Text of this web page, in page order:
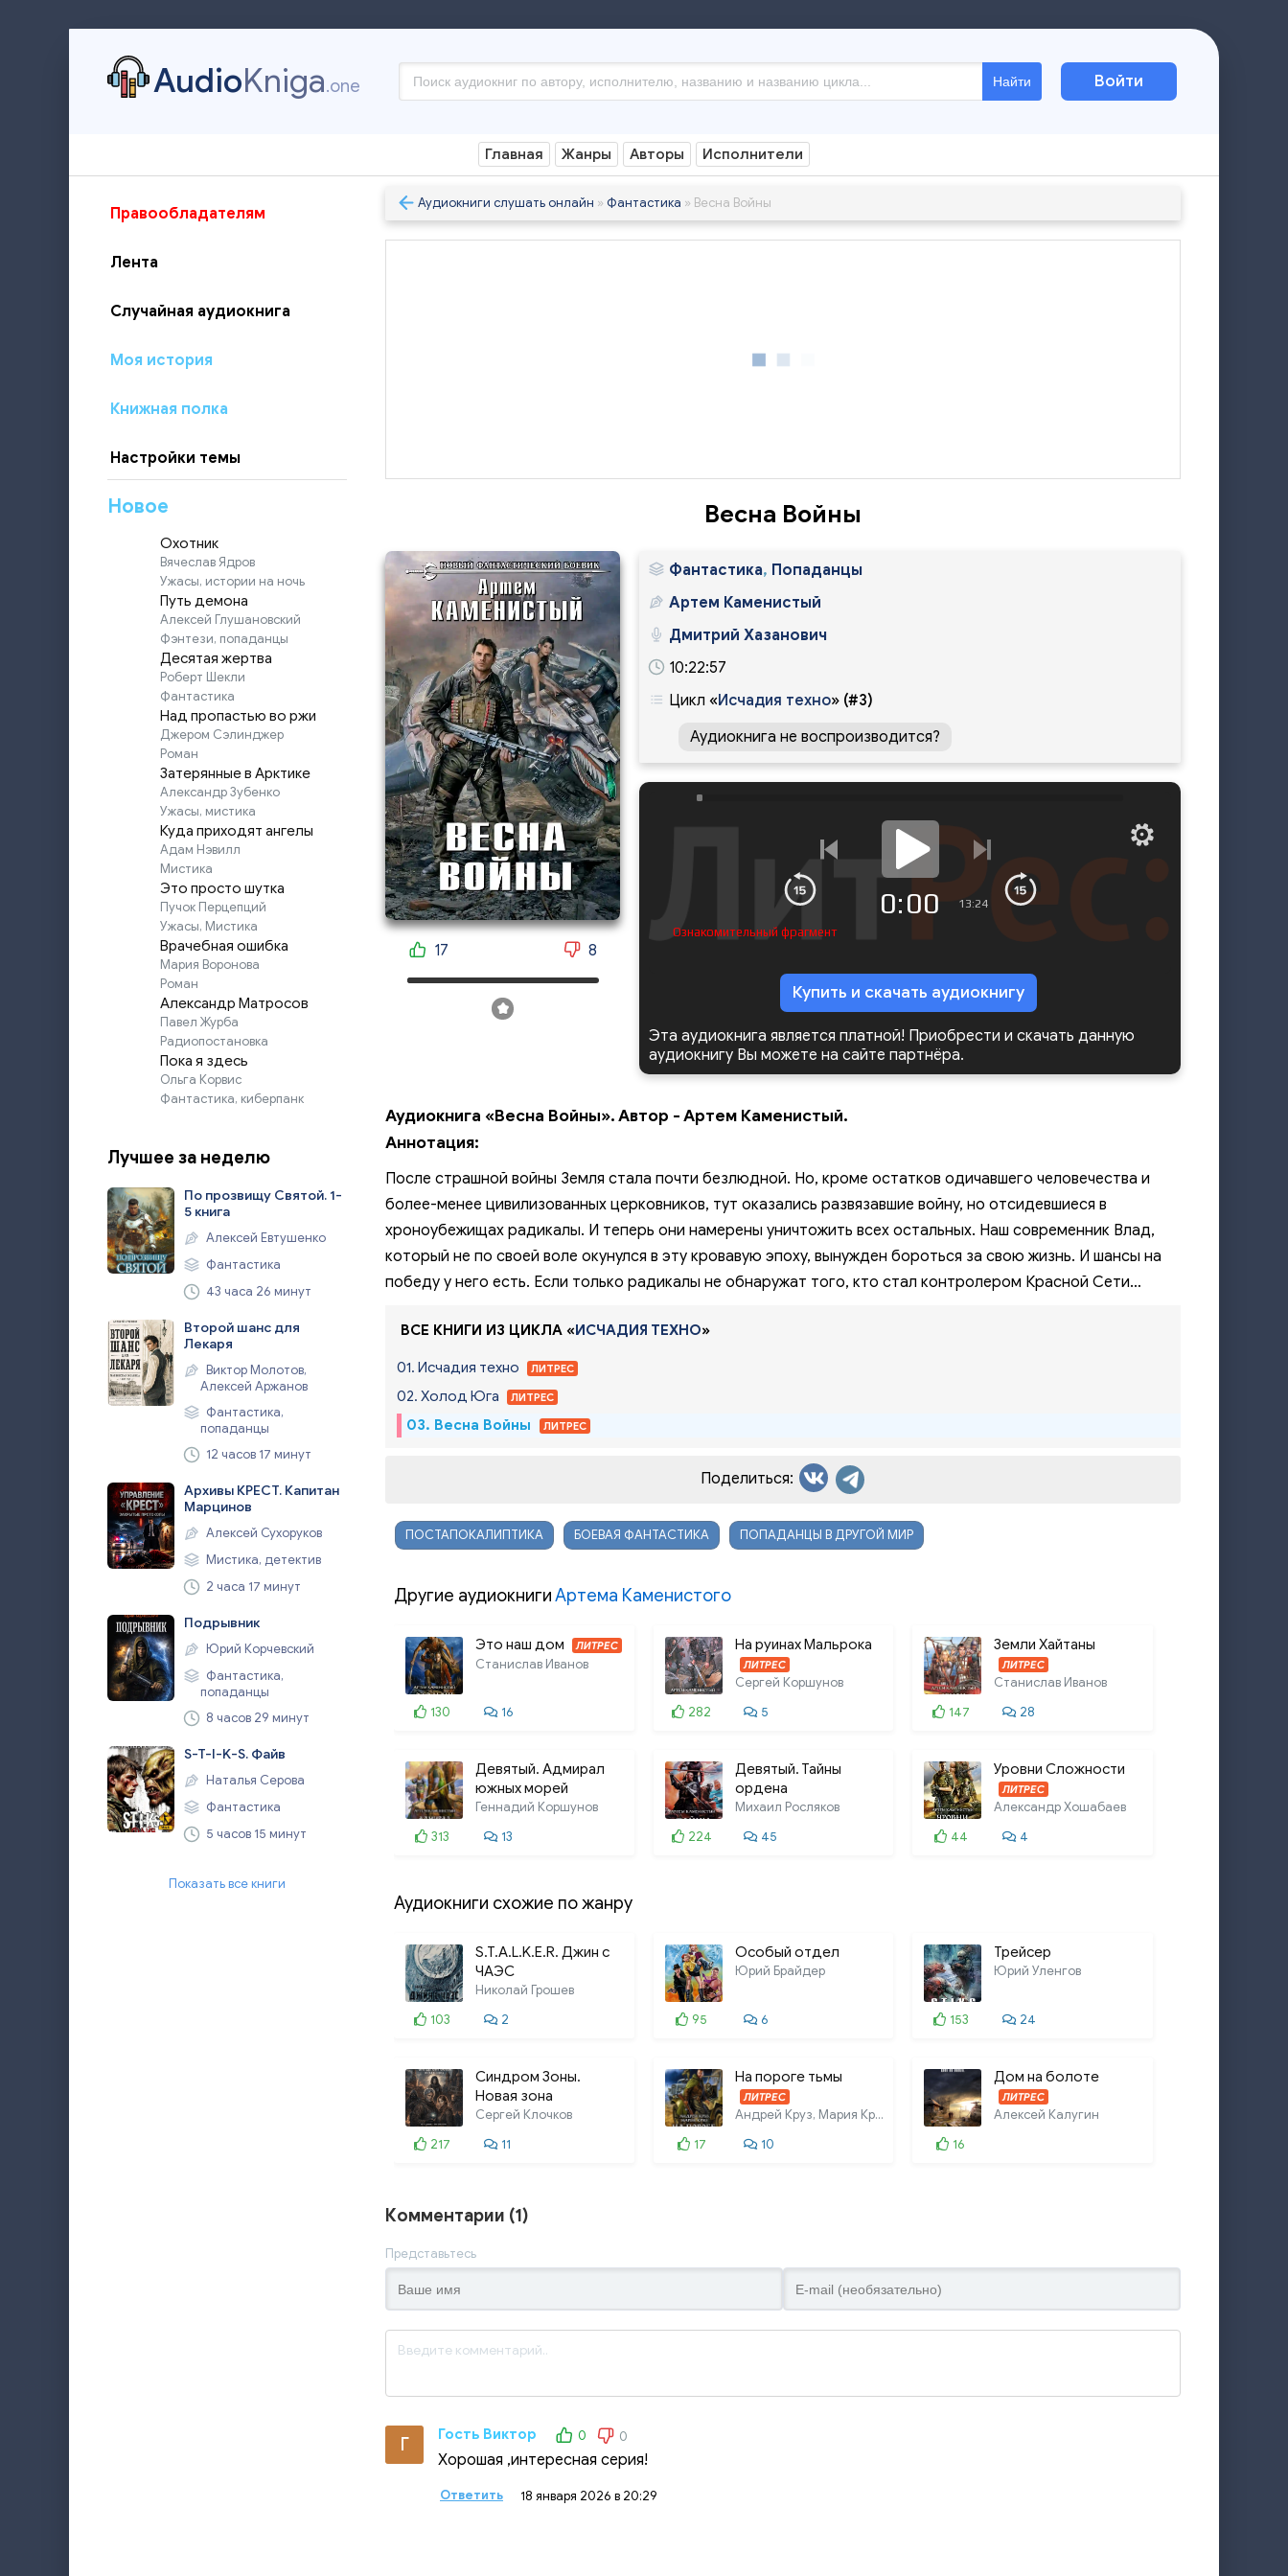
AudioKniga.one Найти Войти
Главная Жанры Авторы Исполнители
Правообладателям
Лента
Случайная аудиокнига
Моя история
Книжная полка
Настройки темы
Новое
Охотник
Вячеслав Ядров
Ужасы, истории на ночь
Путь демона
Алексей Глушановский
Фэнтези, попаданцы
Десятая жертва
Роберт Шекли
Фантастика
Над пропастью во ржи
Джером Сэлинджер
Роман
Затерянные в Арктике
Александр Зубенко
Ужасы, мистика
Куда приходят ангелы
Адам Нэвилл
Мистика
Это просто шутка
Пучок Перцепций
Ужасы, Мистика
Врачебная ошибка
Мария Воронова
Роман
Александр Матросов
Павел Журба
Радиопостановка
Пока я здесь
Ольга Корвис
Фантастика, киберпанк
Лучшее за неделю
По прозвищу Святой. 1-
5 книга
Алексей Евтушенко
Фантастика
43 часа 26 минут
Второй шанс для
Лекаря
Виктор Молотов,
Алексей Аржанов
Фантастика,
попаданцы
12 часов 17 минут
Архивы КРЕСТ. Капитан
Марцинов
Алексей Сухоруков
Мистика, детектив
2 часа 17 минут
Подрывник
Юрий Корчевский
Фантастика,
попаданцы
8 часов 29 минут
S-T-I-K-S. Файв
Наталья Серова
Фантастика
5 часов 15 минут
Показать все книги
Аудиокниги слушать онлайн » Фантастика » Весна Войны
Весна Войны
17 8
Фантастика, Попаданцы
Артем Каменистый
Дмитрий Хазанович
10:22:57
Цикл «Исчадия техно» (#3)
Аудиокнига не воспроизводится?
0:00 13:24
Ознакомительный фрагмент
Купить и скачать аудиокнигу
Эта аудиокнига является платной! Приобрести и скачать данную
аудиокнигу Вы можете на сайте партнёра.
Аудиокнига «Весна Войны». Автор - Артем Каменистый.
Аннотация:
После страшной войны Земля стала почти безлюдной. Но, кроме остатков одичавшего человечества и
более-менее цивилизованных церковников, тут оказались развязавшие войну, но отсидевшиеся в
хроноубежищах радикалы. И теперь они намерены уничтожить всех остальных. Наш современник Влад,
который не по своей воле окунулся в эту кровавую эпоху, вынужден бороться за свою жизнь. И шансы на
победу у него есть. Если только радикалы не обнаружат того, кто стал контролером Красной Сети…
ВСЕ КНИГИ ИЗ ЦИКЛА «ИСЧАДИЯ ТЕХНО»
01. Исчадия техно ЛИТРЕС
02. Холод Юга ЛИТРЕС
03. Весна Войны ЛИТРЕС
Поделиться:
ПОСТАПОКАЛИПТИКА БОЕВАЯ ФАНТАСТИКА ПОПАДАНЦЫ В ДРУГОЙ МИР
Другие аудиокнигиАртема Каменистого
Это наш дом ЛИТРЕС
Станислав Иванов
130 16
На руинах Мальрока
ЛИТРЕС
Сергей Коршунов
282
5
Земли Хайтаны
ЛИТРЕС
Станислав Иванов
147
28
Девятый. Адмирал
южных морей
Геннадий Коршунов
313
13
Девятый. Тайны
ордена
Михаил Росляков
224
45
Уровни Сложности
ЛИТРЕС
Александр Хошабаев
44
4
Аудиокниги схожие по жанру
S.T.A.L.K.E.R. Джин с
ЧАЭС
Николай Грошев
103
2
Особый отдел
Юрий Брайдер
95 6
Трейсер
Юрий Уленгов
153 24
Синдром Зоны.
Новая зона
Сергей Клочков
217
11
На пороге тьмы
ЛИТРЕС
Андрей Круз, Мария Круз
17
10
Дом на болоте
ЛИТРЕС
Алексей Калугин
16
Комментарии (1)
Представьтесь
Г Гость Виктор 0 0
Хорошая ,интересная серия!
Ответить 18 января 2026 в 20:29